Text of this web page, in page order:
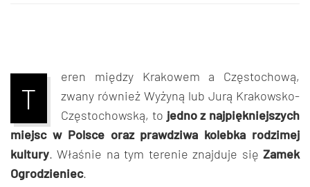
T
eren między Krakowem a Częstochową,
zwany również Wyżyną lub Jurą Krakowsko-
Częstochowską, to jedno z najpiękniejszych
miejsc w Polsce oraz prawdziwa kolebka rodzimej
kultury. Właśnie na tym terenie znajduje się Zamek
Ogrodzieniec.